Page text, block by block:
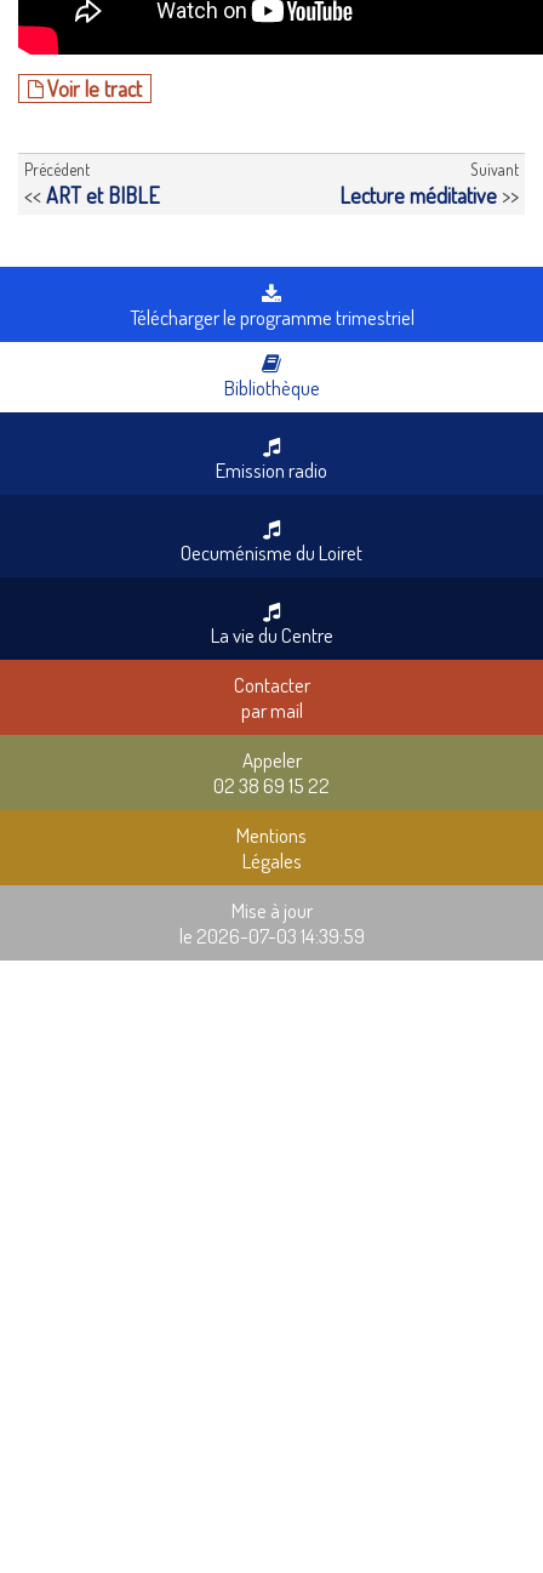
Voir le tract
Précédent
<<ART et BIBLE
Suivant
Lecture méditative >>
Télécharger le programme trimestriel
Bibliothèque
Emission radio
Oecuménisme du Loiret
La vie du Centre
Contacter
par mail
Appeler
02 38 69 15 22
Mentions
Légales
Mise à jour
le 2026-07-03 14:39:59